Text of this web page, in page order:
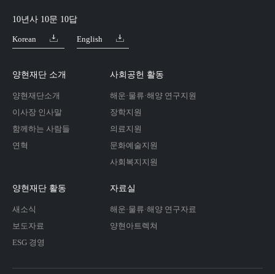
10년사 10문 10답
Korean English
양현재단 소개
양현재단소개
이사장 인사말
함께하는 사람들
연혁
사회공헌 활동
해운·물류·해양 연구지원
장학지원
의료지원
문화예술지원
사회복지지원
양현재단 활동
새소식
보도자료
ESG 경영
자료실
해운·물류·해양 연구자료
양현아트렉쳐